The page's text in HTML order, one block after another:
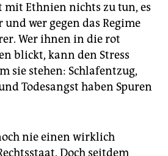
mit Ethnien nichts zu tun, es
wer gegen das Regime
Wer ihnen in die rot
blickt, kann den Stress
sie stehen: Schlafentzug,
Todesangst haben Spuren
nie einen wirklich
Doch seitdem